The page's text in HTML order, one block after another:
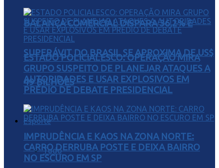
BALANÇA COMERCIAL DISPARA 36,2% E
SUPERÁVIT DO BRASIL SE APROXIMA DE US$
49 BILHÕES
Esporte
Tudo
ESTADO POLICIALESCO: OPERAÇÃO MIRA
GRUPO SUSPEITO DE PLANEJAR ATAQUES A
AUTORIDADES E USAR EXPLOSIVOS EM
PRÉDIO DE DEBATE PRESIDENCIAL
IMPRUDÊNCIA E KAOS NA ZONA NORTE:
CARRO DERRUBA POSTE E DEIXA BAIRRO
NO ESCURO EM SP